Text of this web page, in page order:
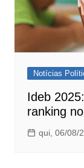
Notícias
Ideb
ranking
qui, 06/08/